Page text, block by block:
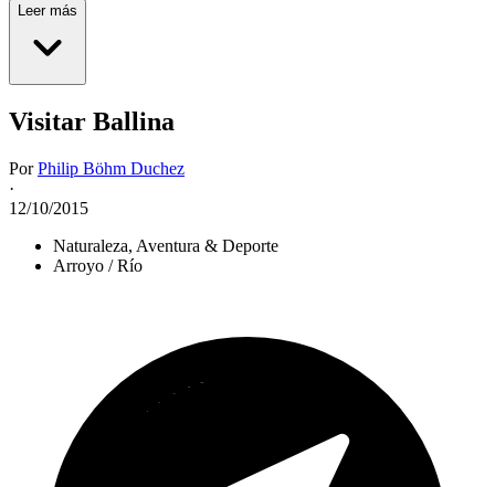
Leer más
Visitar Ballina
PorPhilip Böhm Duchez
·
12/10/2015
Naturaleza, Aventura & Deporte
Arroyo / Río